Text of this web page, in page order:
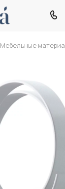
Мебельные